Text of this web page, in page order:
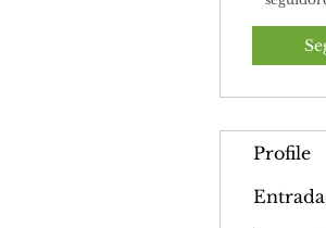
Profile